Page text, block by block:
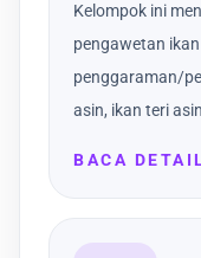
Kelompok ini
pengawetan
penggaraman/
asin, ikan teri
BACA